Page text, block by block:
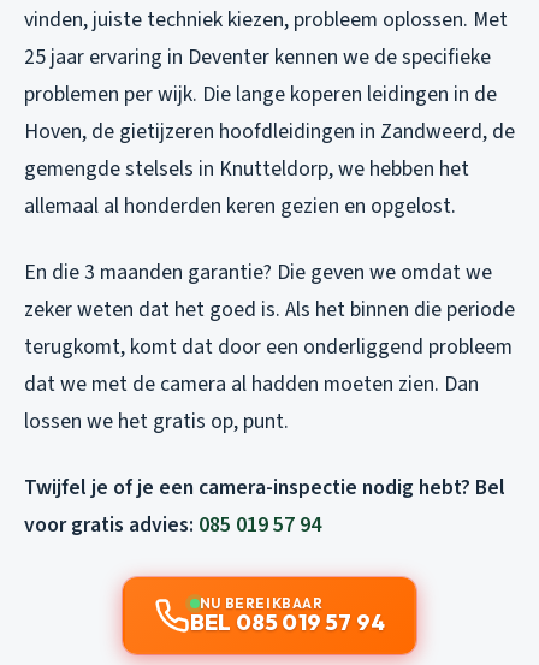
vinden, juiste techniek kiezen, probleem oplossen. Met
25 jaar ervaring in Deventer kennen we de specifieke
problemen per wijk. Die lange koperen leidingen in de
Hoven, de gietijzeren hoofdleidingen in Zandweerd, de
gemengde stelsels in Knutteldorp, we hebben het
allemaal al honderden keren gezien en opgelost.
En die 3 maanden garantie? Die geven we omdat we
zeker weten dat het goed is. Als het binnen die periode
terugkomt, komt dat door een onderliggend probleem
dat we met de camera al hadden moeten zien. Dan
lossen we het gratis op, punt.
Twijfel je of je een camera-inspectie nodig hebt? Bel
voor gratis advies: 085 019 57 94
NU BEREIKBAAR
BEL 085 019 57 94